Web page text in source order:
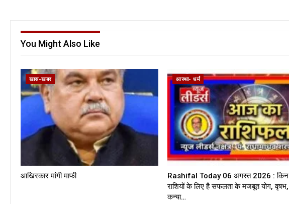
You Might Also Like
खास-खबर
आखिरकार मांगी माफी
आस्था- धर्म
Rashifal Today 06 अगस्त 2026 : किन
राशियों के लिए है सफलता के मजबूत योग, वृषभ,
कन्या…